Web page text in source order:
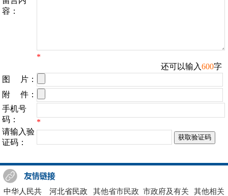
中华人民共
河北省民政
其他省市民政 市政府及有关
其他相关